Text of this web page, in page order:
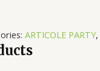
ARTICOLE PARTY,